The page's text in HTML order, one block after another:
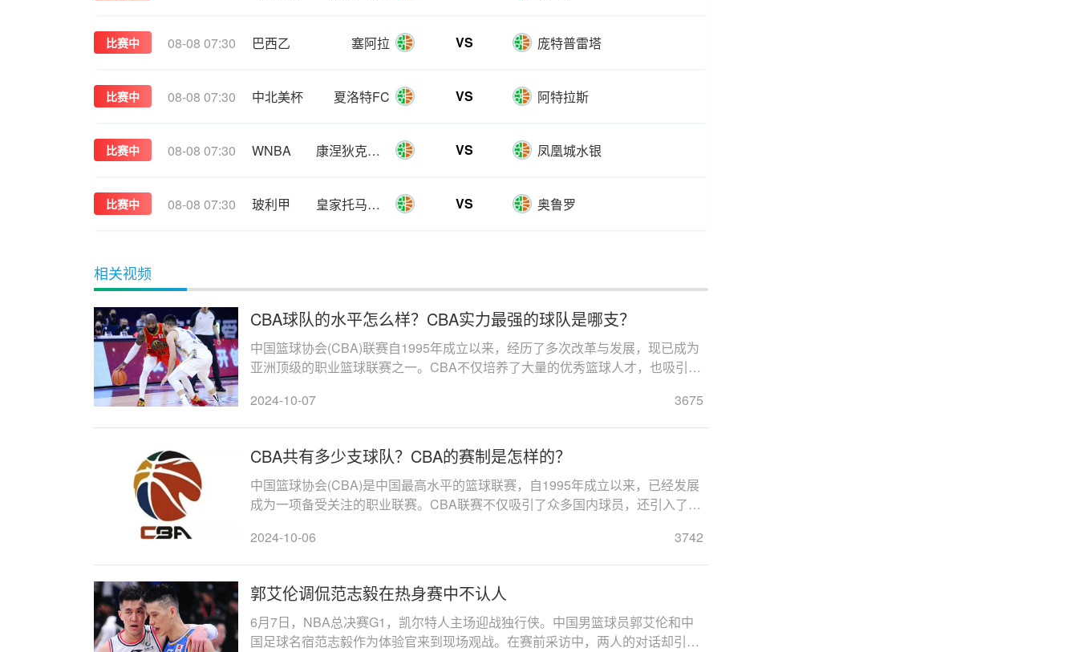
比赛中 08-08 07:30 巴西乙 塞阿拉 VS 庞特普雷塔
比赛中 08-08 07:30 中北美杯 夏洛特FC VS 阿特拉斯
比赛中 08-08 07:30 WNBA 康涅狄克太阳 VS 凤凰城水银
比赛中 08-08 07:30 玻利甲 皇家托马亚波 VS 奥鲁罗
相关视频
CBA球队的水平怎么样？CBA实力最强的球队是哪支？
中国篮球协会(CBA)联赛自1995年成立以来，经历了多次改革与发展，现已成为
亚洲顶级的职业篮球联赛之一。CBA不仅培养了大量的优秀篮球人才，也吸引了
2024-10-07 3675
CBA共有多少支球队？CBA的赛制是怎样的？
中国篮球协会(CBA)是中国最高水平的篮球联赛，自1995年成立以来，已经发展
成为一项备受关注的职业联赛。CBA联赛不仅吸引了众多国内球员，还引入了许
2024-10-06 3742
郭艾伦调侃范志毅在热身赛中不认人
6月7日，NBA总决赛G1，凯尔特人主场迎战独行侠。中国男篮球员郭艾伦和中
国足球名宿范志毅作为体验官来到现场观战。在赛前采访中，两人的对话却引起